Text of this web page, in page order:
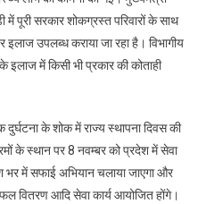
पूरी सरकार शोकग्रस्त परिवारों के साथ
उपलब्ध कराया जा रहा है। विभागीय
इलाज में किसी भी प्रकार की कोताही
दुर्घटना के शोक में राज्य स्थापना दिवस की
के स्थान पर 8 नवम्बर को प्रदेश में सेवा
में सफाई अभियान चलाया जाएगा और
वितरण आदि सेवा कार्य आयोजित होंगे।